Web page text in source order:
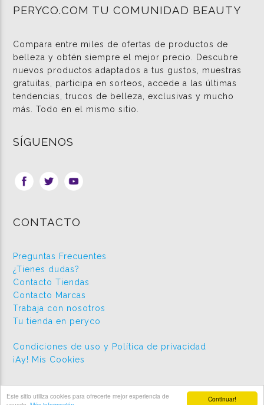
Continuar!
Este sitio utiliza cookies para ofrecerte mejor experiencia de
PERYCO.COM TU COMUNIDAD BEAUTY
Compara entre miles de ofertas de productos de
belleza y obtén siempre el mejor precio. Descubre
nuevos productos adaptados a tus gustos, muestras
gratuitas, participa en sorteos, accede a las últimas
tendencias, trucos de belleza, exclusivas y mucho
más. Todo en el mismo sitio.
SÍGUENOS
CONTACTO
Preguntas Frecuentes
¿Tienes dudas?
Contacto Tiendas
Contacto Marcas
Trabaja con nosotros
Tu tienda en peryco
Condiciones de uso y Política de privacidad
¡Ay! Mis Cookies
2026 © Peryco.com